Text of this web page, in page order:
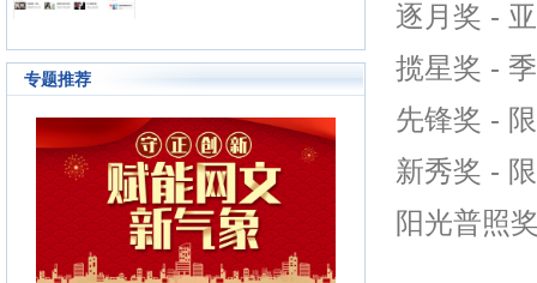
显
部
创文
的这种不落窠臼的行事作风也在行
和两万余名签约作者在这个平台上
日更不辍，为广大网络文学爱好者
献上了一部又一部可以堪称经典的
网络文学著作。其中得以出版作品
的作者达到3000人，每天有近1万
新用户注册、750部新作品诞生，
两本新书被成功代理出版，上百部
作品签约影视，过万部作品引入手
机分销渠道，其口碑卓著的良心服
拥
统
准
240
记
务
有
万
专题推荐
逐月奖 -
揽星奖 -
先锋奖 -
新秀奖 -
阳光普照